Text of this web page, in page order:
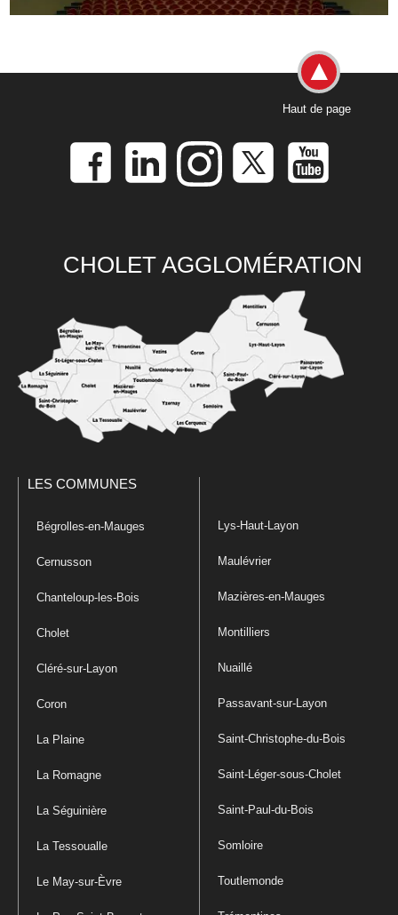
Haut de page
CHOLET AGGLOMÉRATION
LES COMMUNES
Bégrolles-en-Mauges
Cernusson
Chanteloup-les-Bois
Cholet
Cléré-sur-Layon
Coron
La Plaine
La Romagne
La Séguinière
La Tessoualle
Le May-sur-Èvre
Lys-Haut-Layon
Maulévrier
Mazières-en-Mauges
Montilliers
Nuaillé
Passavant-sur-Layon
Saint-Christophe-du-Bois
Saint-Léger-sous-Cholet
Saint-Paul-du-Bois
Somloire
Toutlemonde